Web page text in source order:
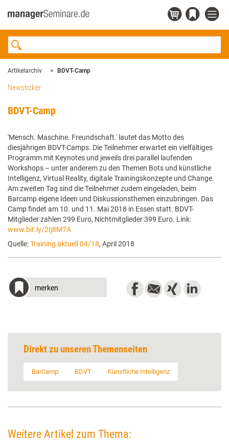
Artikelarchiv BDVT-Camp
Newsticker
BDVT-Camp
'Mensch. Maschine. Freundschaft.' lautet das Motto des
diesjährigen BDVT-Camps. Die Teilnehmer erwartet ein vielfältiges
Programm mit Keynotes und jeweils drei parallel laufenden
Workshops – unter anderem zu den Themen Bots und künstliche
Intelligenz, Virtual Reality, digitale Trainingskonzepte und Change.
Am zweiten Tag sind die Teilnehmer zudem eingeladen, beim
Barcamp eigene Ideen und Diskussionsthemen einzubringen. Das
Camp findet am 10. und 11. Mai 2018 in Essen statt. BDVT-
Mitglieder zahlen 299 Euro, Nichtmitglieder 399 Euro. Link:
www.bit.ly/2Ij8M7A
Quelle:Training aktuell 04/18, April 2018
merken
Direkt zu unseren Themenseiten
BarCamp BDVT Künstliche Intelligenz
Weitere Artikel zum Thema: